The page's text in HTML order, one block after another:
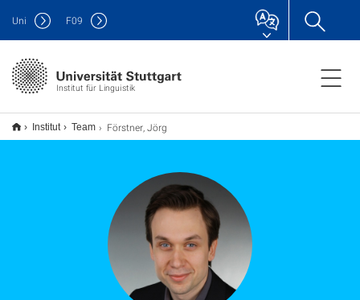
Institut für Linguistik
Uni F09
Institut Team Förstner, Jörg